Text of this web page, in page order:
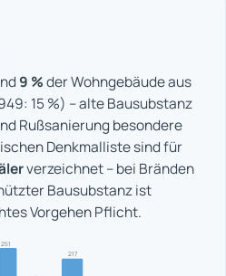
9 %der Wohngebäude aus
15 %) – alte Bausubstanz
Rußsanierung besondere
Denkmalliste sind für
verzeichnet – bei Bränden
Bausubstanz ist
Vorgehen Pflicht.
251
217